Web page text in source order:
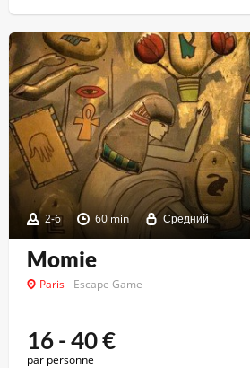
2-6 60 min Средний
Momie
Paris Escape Game
16 - 40€
par personne